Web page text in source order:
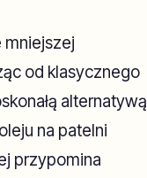
mniejszej
od klasycznego
alternatywą
na patelni
przypomina